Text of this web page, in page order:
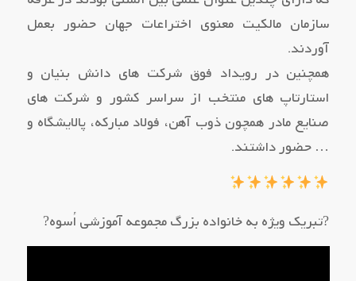
سازمان مالکیت معنوی اختراعات جهان حضور بعمل
آوردند.
همچنین در رویداد فوق شرکت های دانش بنیان و
استارتاپ های منتخب از سراسر کشور و شرکت های
صنایع مادر همچون ذوب آهن، فولاد مبارکه، پالایشگاه و
… حضور داشتند.
?تبریک ویژه به خانواده بزرگ مجموعه آموزشی اُسوه?